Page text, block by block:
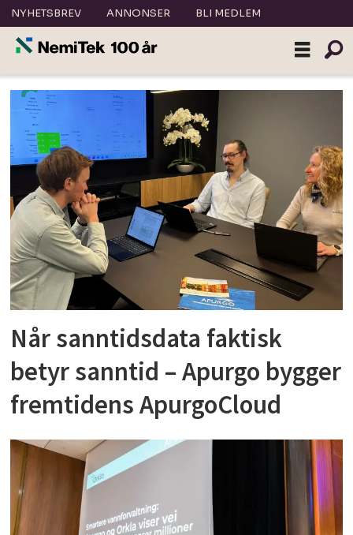
NYHETSBREV ANNONSER BLI MEDLEM
Tag:
vannbehandling
Når sanntidsdata faktisk
betyr sanntid – Apurgo bygger
fremtidens ApurgoCloud